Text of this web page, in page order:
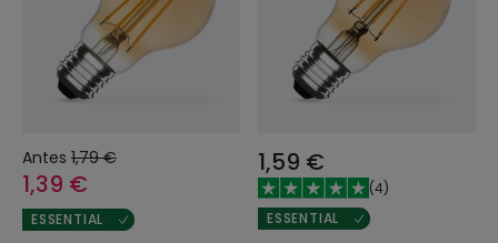
Antes 1,79 €
1,39 €
ESSENTIAL
1,59 €
(4)
ESSENTIAL